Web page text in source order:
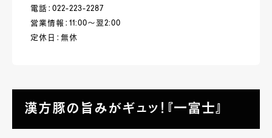
電話：022-223-2287
営業情報：11:00～翌2:00
定休日：無休
漢方豚の旨みがギュッ！『一富士』